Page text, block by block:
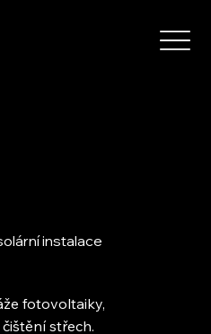
instalace
fotovoltaiky,
střech.